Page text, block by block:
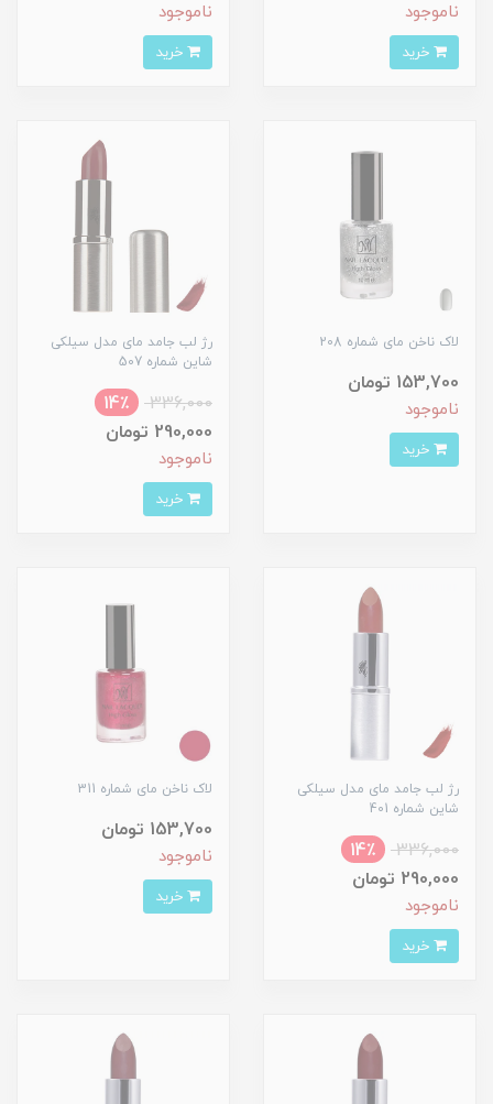
ناموجود ناموجود
لاک ناخن مای شماره 208
153,700 تومان
ناموجود
رژ لب جامد مای مدل سیلکی
شاین شماره 507
336,000
14٪
290,000 تومان
ناموجود
رژ لب جامد مای مدل سیلکی
شاین شماره 401
336,000
14٪
290,000 تومان
ناموجود
لاک ناخن مای شماره 311
153,700 تومان
ناموجود